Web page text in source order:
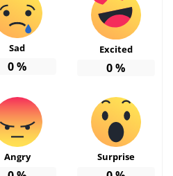
Sad
0%
Excited
0%
Angry Surprise